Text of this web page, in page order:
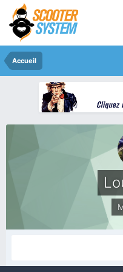
Accueil